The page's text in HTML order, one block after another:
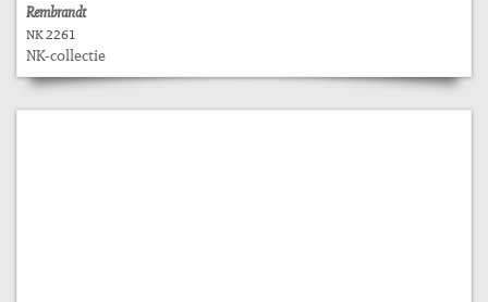
Rembrandt
NK 2261
NK-collectie